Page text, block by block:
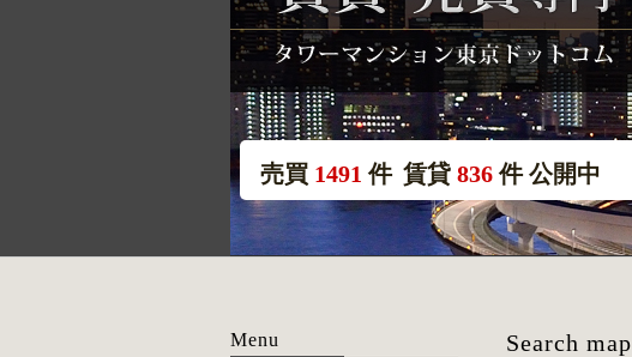
売買 1491 件 賃貸 836 件公開中
Menu Search map